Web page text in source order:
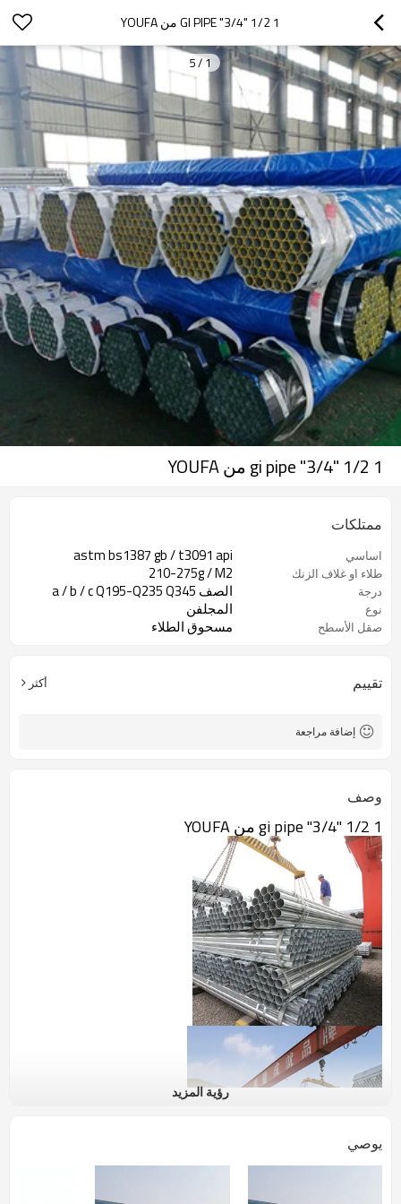
1 1/2 "3/4" GI PIPE من YOUFA
1
/
5
1 1/2 "3/4" gi pipe من YOUFA
ممتلكات
اساسي astm bs1387 gb / t3091 api
طلاء او غلاف الزنك 210-275g / M2
درجة الصف a / b / c Q195-Q235 Q345
نوع المجلفن
صقل الأسطح مسحوق الطلاء
تقييم أكثر
إضافة مراجعة
وصف
1 1/2 "3/4" gi pipe من YOUFA
رؤية المزيد
يوصي